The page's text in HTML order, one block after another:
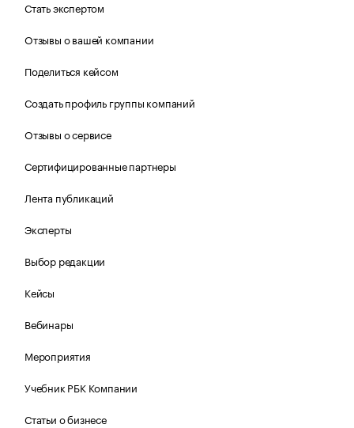
Стать экспертом
Отзывы о вашей компании
Поделиться кейсом
Создать профиль группы компаний
Отзывы о сервисе
Сертифицированные партнеры
Лента публикаций
Эксперты
Выбор редакции
Кейсы
Вебинары
Мероприятия
Учебник РБК Компании
Статьи о бизнесе